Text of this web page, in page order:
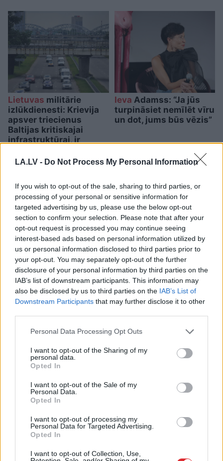
LA.LV - Do Not Process My Personal Information
If you wish to opt-out of the sale, sharing to third parties, or
processing of your personal or sensitive information for
targeted advertising by us, please use the below opt-out
section to confirm your selection. Please note that after your
opt-out request is processed you may continue seeing
interest-based ads based on personal information utilized by
us or personal information disclosed to third parties prior to
your opt-out. You may separately opt-out of the further
disclosure of your personal information by third parties on the
IAB’s list of downstream participants. This information may
also be disclosed by us to third parties on the IAB’s List of
Downstream Participants that may further disclose it to other
Please note that this website/app uses one or more Google
not limited to your visit or usage behaviour. You may click to
grant or deny consent to Google and its third-party tags to
use your data for below specified purposes in below Google
consent section.
Personal Data Processing Opt Outs
I want to opt-out of the Sharing of my
personal data.
Opted In
I want to opt-out of the Sale of my
Personal Data.
Opted In
I want to opt-out of processing my
Personal Data for Targeted Advertising.
Opted In
I want to opt-out of Collection, Use,
Lietuvas militārie
izlūkdienesti: Krievija
apsver triecienus
Baltijas kritiskajai
infrastruktūrai, ir
konkrētu scenāriju
Ieva Adamss: “Ja jūs
turpināsiet nemīlēt vīru
un dot, jums būs vēzis”
TESTS.Matemātikas duelis:
vai vari pārspēt
deviņgadnieku
matemātikā?